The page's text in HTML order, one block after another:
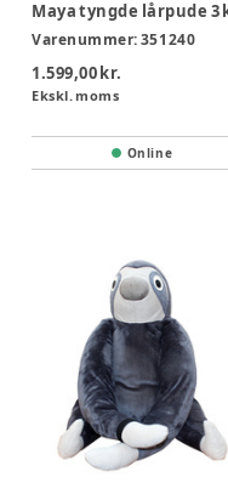
Varenummer:351240
1.599,00 kr.
Ekskl. moms
Online